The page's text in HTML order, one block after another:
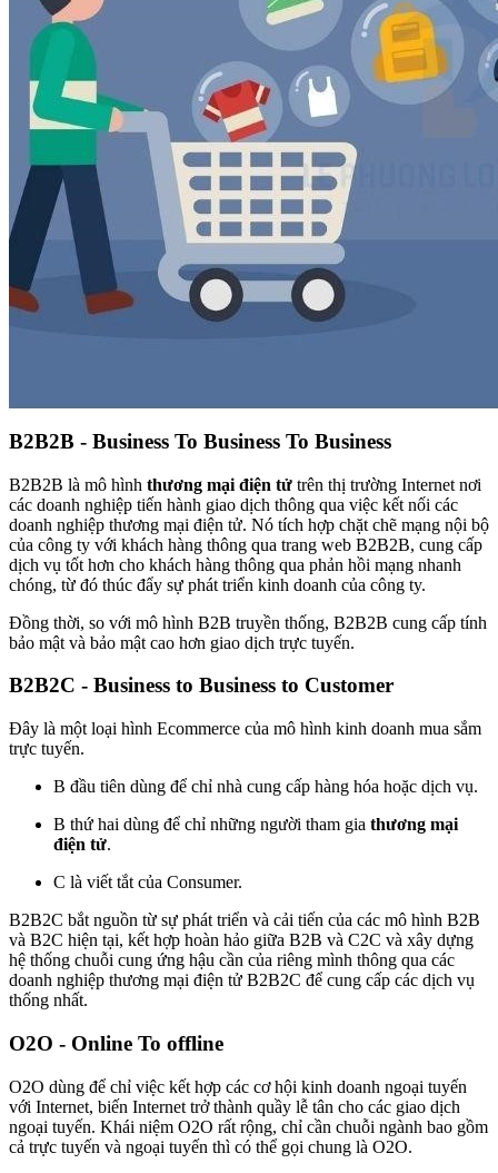
B2B2B - Business To Business To Business
B2B2B là mô hình thương mại điện tử trên thị trường Internet nơi
các doanh nghiệp tiến hành giao dịch thông qua việc kết nối các
doanh nghiệp thương mại điện tử. Nó tích hợp chặt chẽ mạng nội bộ
của công ty với khách hàng thông qua trang web B2B2B, cung cấp
dịch vụ tốt hơn cho khách hàng thông qua phản hồi mạng nhanh
chóng, từ đó thúc đẩy sự phát triển kinh doanh của công ty.
Đồng thời, so với mô hình B2B truyền thống, B2B2B cung cấp tính
bảo mật và bảo mật cao hơn giao dịch trực tuyến.
B2B2C - Business to Business to Customer
Đây là một loại hình Ecommerce của mô hình kinh doanh mua sắm
trực tuyến.
B đầu tiên dùng để chỉ nhà cung cấp hàng hóa hoặc dịch vụ.
B thứ hai dùng để chỉ những người tham gia thương mại
điện tử.
C là viết tắt của Consumer.
B2B2C bắt nguồn từ sự phát triển và cải tiến của các mô hình B2B
và B2C hiện tại, kết hợp hoàn hảo giữa B2B và C2C và xây dựng
hệ thống chuỗi cung ứng hậu cần của riêng mình thông qua các
doanh nghiệp thương mại điện tử B2B2C để cung cấp các dịch vụ
thống nhất.
O2O - Online To offline
O2O dùng để chỉ việc kết hợp các cơ hội kinh doanh ngoại tuyến
với Internet, biến Internet trở thành quầy lễ tân cho các giao dịch
ngoại tuyến. Khái niệm O2O rất rộng, chỉ cần chuỗi ngành bao gồm
cả trực tuyến và ngoại tuyến thì có thể gọi chung là O2O.